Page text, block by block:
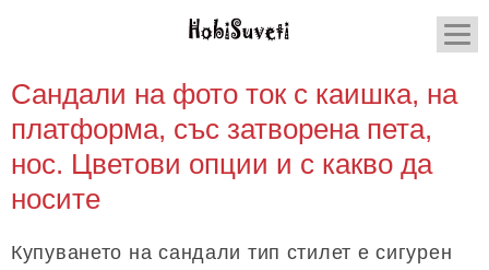
Сандали на фото ток с каишка, на
платформа, със затворена пета,
нос. Цветови опции и с какво да
носите
Купуването на сандали тип стилет е сигурен